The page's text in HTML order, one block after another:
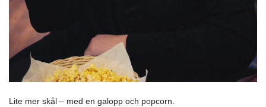
Lite mer skål – med en galopp och popcorn.